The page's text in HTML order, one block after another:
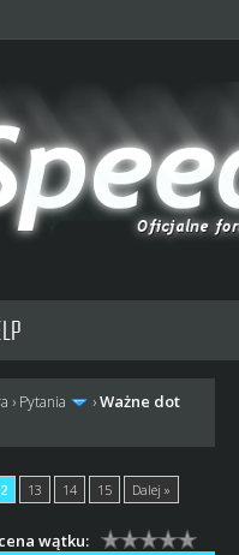
› Pytania ›Ważne dot
13 14 15 Dalej »
wątku: